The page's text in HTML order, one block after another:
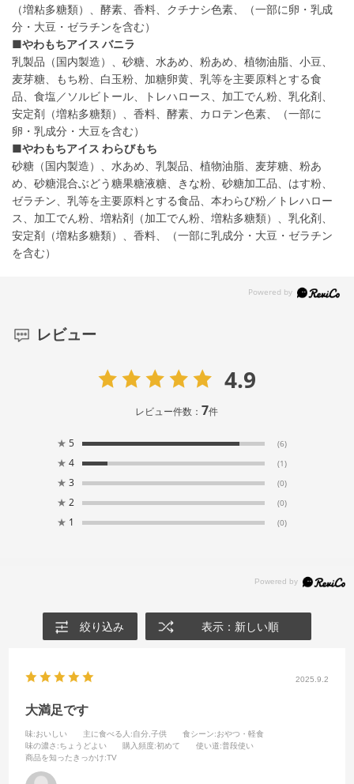
（増粘多糖類）、酵素、香料、クチナシ色素、（一部に卵・乳成
分・大豆・ゼラチンを含む）
■やわもちアイス バニラ
乳製品（国内製造）、砂糖、水あめ、粉あめ、植物油脂、小豆、
麦芽糖、もち粉、白玉粉、加糖卵黄、乳等を主要原料とする食
品、食塩／ソルビトール、トレハロース、加工でん粉、乳化剤、
安定剤（増粘多糖類）、香料、酵素、カロテン色素、（一部に
卵・乳成分・大豆を含む）
■やわもちアイス わらびもち
砂糖（国内製造）、水あめ、乳製品、植物油脂、麦芽糖、粉あ
め、砂糖混合ぶどう糖果糖液糖、きな粉、砂糖加工品、はす粉、
ゼラチン、乳等を主要原料とする食品、本わらび粉／トレハロー
ス、加工でん粉、増粘剤（加工でん粉、増粘多糖類）、乳化剤、
安定剤（増粘多糖類）、香料、（一部に乳成分・大豆・ゼラチン
を含む）
レビュー
4.9
レビュー件数：7件
★ 5 (6)
★ 4 (1)
★ 3 (0)
★ 2 (0)
★ 1 (0)
絞り込み 表示：新しい順
2025.9.2
大満足です
味:おいしい 主に食べる人 :自分,子供 食シーン:おやつ・軽食
味の濃さ :ちょうどよい 購入頻度:初めて 使い道:普段使い
商品を知ったきっかけ:TV